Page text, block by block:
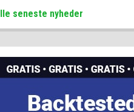
seneste nyheder